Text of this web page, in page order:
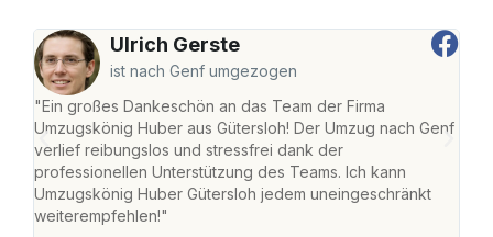
Ulrich Gerste
ist nach Genf umgezogen
"Ein großes Dankeschön an das Team der Firma
Umzugskönig Huber aus Gütersloh! Der Umzug nach Genf
verlief reibungslos und stressfrei dank der
professionellen Unterstützung des Teams. Ich kann
Umzugskönig Huber Gütersloh jedem uneingeschränkt
weiterempfehlen!"